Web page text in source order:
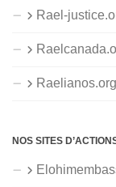
Rael-
NOS SITES